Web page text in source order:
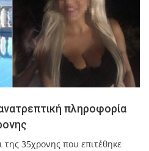
πληροφορία
της 35χρονης που επιτέθηκε